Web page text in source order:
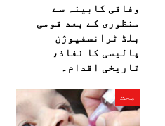
وفاقی کابینہ سے
منظوری کے بعد قومی
بلڈ ٹرانسفیوژن
پالیسی کا نفاذ،
تاریخی اقدام۔
صحت